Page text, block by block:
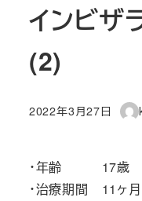
インビザ
(2)
投稿日
2022年3月27日
著
・年齢 17歳
・治療期間 11ヶ月